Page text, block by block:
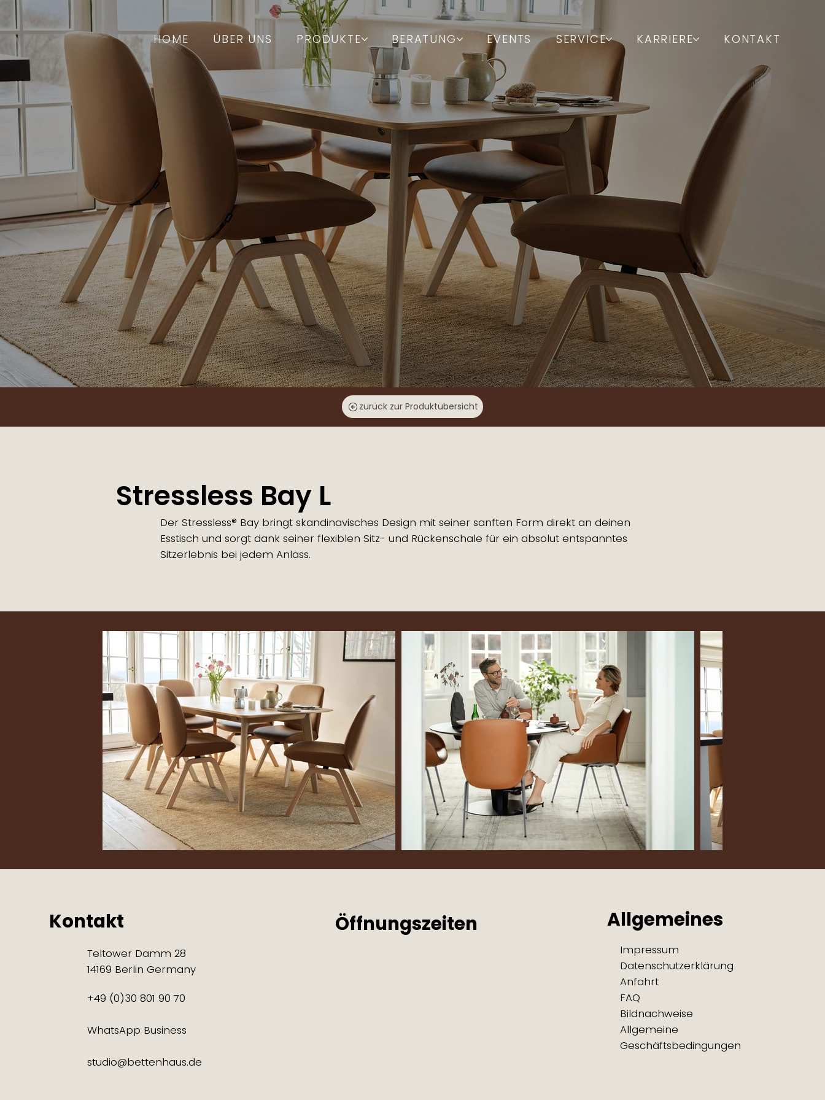
HOME ÜBER UNS PRODUKTE BERATUNG EVENTS SERVICE KARRIERE KONTAKT
zurück zur Produktübersicht
Stressless Bay L
Der Stressless® Bay bringt skandinavisches Design mit seiner sanften Form direkt an deinen
Esstisch und sorgt dank seiner flexiblen Sitz- und Rückenschale für ein absolut entspanntes
Sitzerlebnis bei jedem Anlass.
Kontakt
Teltower Damm 28
14169 Berlin Germany
+49 (0)30 801 90 70
studio@bettenhaus.de
WhatsApp Business
Öffnungszeiten Allgemeines
Impressum
Datenschutzerklärung
Anfahrt
FAQ
Bildnachweise
Allgemeine
Geschäftsbedingungen